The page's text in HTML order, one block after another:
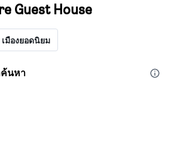
Guest House
เมืองยอดนิยม
ค้นหา